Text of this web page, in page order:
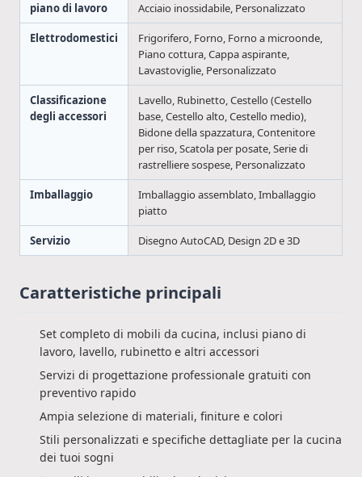
piano di lavoro
Acciaio inossidabile, Personalizzato
Elettrodomestici
Frigorifero, Forno, Forno a microonde,
Piano cottura, Cappa aspirante,
Lavastoviglie, Personalizzato
Classificazione
degli accessori
Lavello, Rubinetto, Cestello (Cestello
base, Cestello alto, Cestello medio),
Bidone della spazzatura, Contenitore
per riso, Scatola per posate, Serie di
rastrelliere sospese, Personalizzato
Imballaggio
Imballaggio assemblato, Imballaggio
piatto
Servizio Disegno AutoCAD, Design 2D e 3D
Caratteristiche principali
Set completo di mobili da cucina, inclusi piano di
lavoro, lavello, rubinetto e altri accessori
Servizi di progettazione professionale gratuiti con
preventivo rapido
Ampia selezione di materiali, finiture e colori
Stili personalizzati e specifiche dettagliate per la cucina
dei tuoi sogni